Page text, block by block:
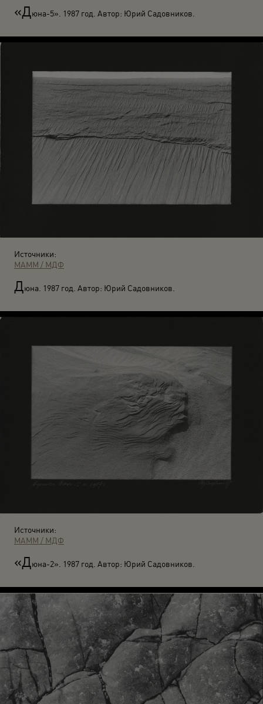
«Дюна-5». 1987 год. Автор: Юрий Садовников.
Источники:
МАММ / МДФ
Дюна. 1987 год. Автор: Юрий Садовников.
Источники:
МАММ / МДФ
«Дюна-2». 1987 год. Автор: Юрий Садовников.